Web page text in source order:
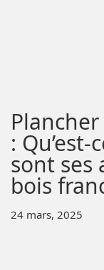
: Qu’est-
sont ses
bois
24 mars, 2025